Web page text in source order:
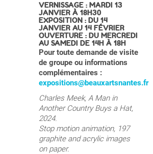
VERNISSAGE : MARDI 13
JANVIER À 18H30
EXPOSITION : DU 14
JANVIER AU 14 FÉVRIER
OUVERTURE : DU MERCREDI
AU SAMEDI DE 14H À 18H
Pour toute demande de visite
de groupe ou informations
complémentaires :
expositions@beauxartsnantes.fr
Charles Meek, A Man in
Another Country Buys a Hat,
2024.
Stop motion animation, 197
graphite and acrylic images
on paper.